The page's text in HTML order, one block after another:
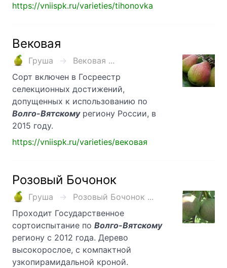
https://vniispk.ru/varieties/tihonovka
Вековая
Груша
Вековая ...
Сорт включен в Госреестр
селекционных достижений,
допущенных к использованию по
Волго-Вятскомурегиону России, в
2015 году.
https://vniispk.ru/varieties/вековая
Розовый Бочонок
Груша
Розовый Бочонок ...
Проходит Государственное
сортоиспытание по Волго-Вятскому
региону с 2012 года. Дерево
высокорослое, с компактной
узкопирамидальной кроной.